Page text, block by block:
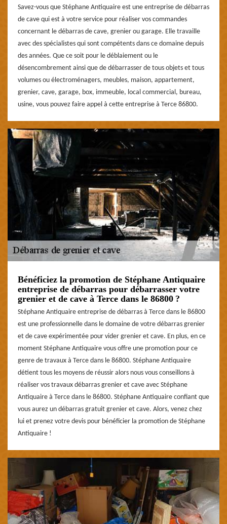
Savez-vous que Stéphane Antiquaire est une entreprise de débarras
de cave qui est à votre service pour réaliser vos commandes
concernant le débarras de cave, grenier ou garage. Elle travaille
avec des spécialistes qui sont compétents dans ce domaine depuis
des années. Que ce soit pour le déblaiement ou le
désencombrement ainsi que de débarrasser de tous objets et tous
volumes ou électroménagers, meubles, maison, appartement,
grenier, cave, garage, box, immeuble, local commercial, bureau,
usine, vous pouvez faire appel à cette entreprise à Terce 86800.
Bénéficiez la promotion de Stéphane Antiquaire
entreprise de débarras pour débarrasser votre
grenier et de cave à Terce dans le 86800 ?
Stéphane Antiquaire entreprise de débarras à Terce dans le 86800
est une professionnelle dans le domaine de votre débarras grenier
et de cave expérimentée pour vider grenier et cave. En plus, en ce
moment Stéphane Antiquaire vous offre une promotion pour ce
genre de travaux à Terce dans le 86800. Stéphane Antiquaire
détient tous les moyens de réussir alors nous vous conseillons à
réaliser vos travaux débarras grenier et cave avec Stéphane
Antiquaire à Terce dans le 86800. Stéphane Antiquaire confiant que
vous aurez un débarras gratuit grenier et cave. Alors, venez chez
lui et prenez votre devis pour bénéficier la promotion de Stéphane
Antiquaire !